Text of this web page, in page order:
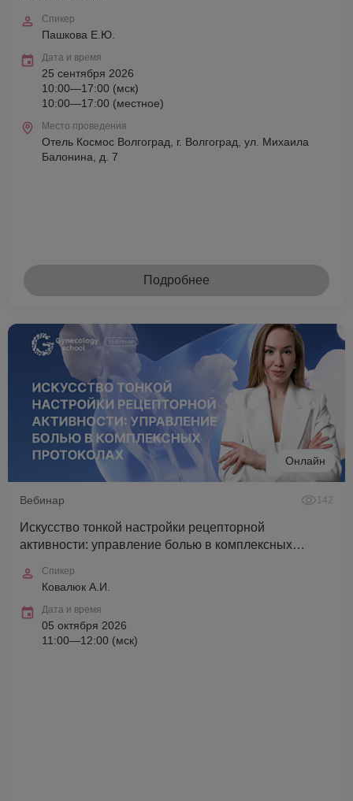
Спикер
Пашкова Е.Ю.
Дата и время
25 сентября 2026
10:00—17:00 (мск)
10:00—17:00 (местное)
Место проведения
Отель Космос Волгоград, г. Волгоград, ул. Михаила
Балонина, д. 7
Подробнее
Онлайн
Вебинар 142
Искусство тонкой настройки рецепторной
активности: управление болью в комплексных
Спикер
Ковалюк А.И.
Дата и время
05 октября 2026
11:00—12:00 (мск)